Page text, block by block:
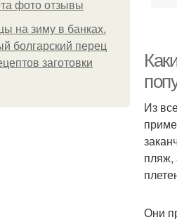
фото отзывы
на зиму в банках.
болгарский перец
заготовки
Из
пляж,
Они